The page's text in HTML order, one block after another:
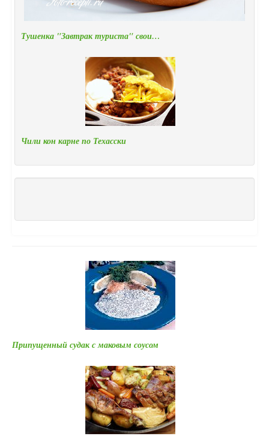
Тушенка "Завтрак туриста" свои…
Чили кон карне по Техасски
Припущенный судак с маковым соусом